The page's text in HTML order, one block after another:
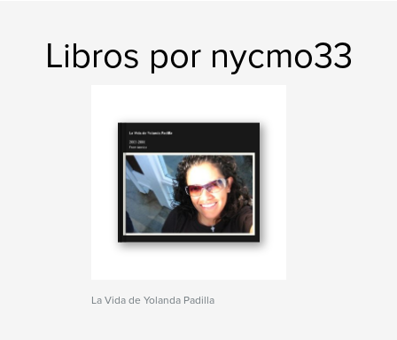
Libros por nycmo33
La Vida de Yolanda Padilla